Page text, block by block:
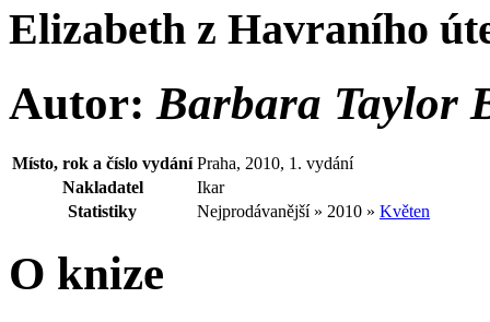
Elizabeth z Havraního
Autor:Barbara Taylor
Místo, rok a číslo vydání Praha, 2010, 1. vydání
Nakladatel
Ikar
Statistiky
Nejprodávanější » 2010 » Květen
O knize